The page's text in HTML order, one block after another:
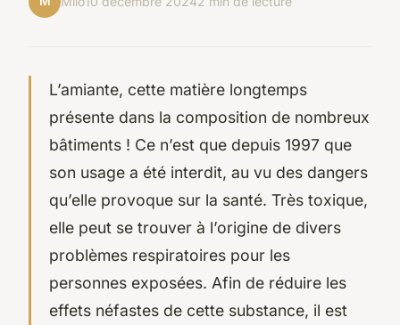
L’amiante, cette matière longtemps
présente dans la composition de nombreux
bâtiments ! Ce n’est que depuis 1997 que
son usage a été interdit, au vu des dangers
qu’elle provoque sur la santé. Très toxique,
elle peut se trouver à l’origine de divers
problèmes respiratoires pour les
personnes exposées. Afin de réduire les
effets néfastes de cette substance, il est